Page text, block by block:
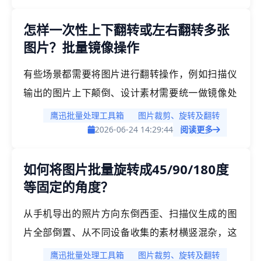
转和翻转，JPG/PNG/BMP/WebP等常见格式一次
性全部添加，预设上下对调、左右对调，支持自定
怎样一次性上下翻转或左右翻转多张
图片？批量镜像操作
有些场景都需要将图片进行翻转操作，例如扫描仪
输出的图片上下颠倒、设计素材需要统一做镜像处
理、拍摄的照片方向需要校正等等。。「鹰迅批量
处理工具箱」支持混合格式图片批量上下翻转和左
全部添加，点击「上下对调」或「左右对调」即可
完成镜像操作，所有图片统一处理，输出格式保持
鹰迅批量处理工具箱
图片裁剪、旋转及翻转
2026-06-24 14:29:44
阅读更多
如何将图片批量旋转成45/90/180度
等固定的角度？
从手机导出的照片方向东倒西歪、扫描仪生成的图
片全部倒置、从不同设备收集的素材横竖混杂，这
些情况都需要将图片旋转到统一的方向。如果一张
鹰迅批量处理工具箱
图片裁剪、旋转及翻转